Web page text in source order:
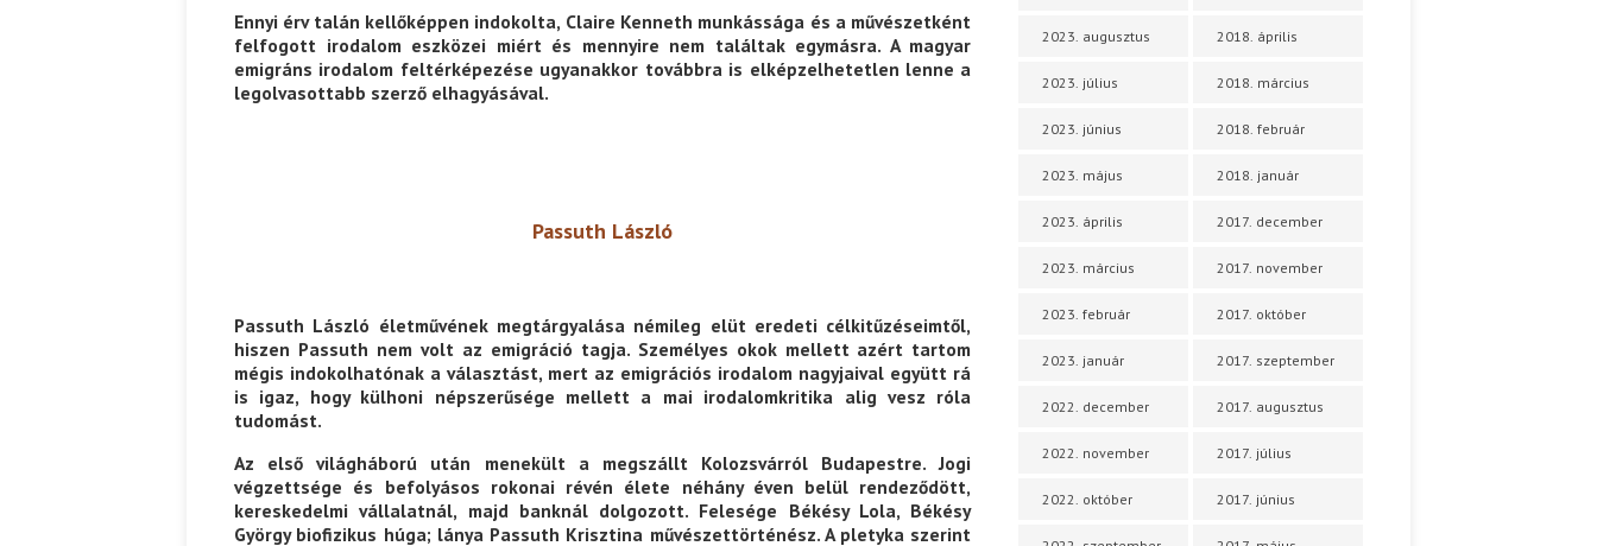
Ennyi érv talán kellőképpen indokolta, Claire Kenneth munkássága és a művészetként
felfogott irodalom eszközei miért és mennyire nem találtak egymásra. A magyar
emigráns irodalom feltérképezése ugyanakkor továbbra is elképzelhetetlen lenne a
legolvasottabb szerző elhagyásával.
Passuth László
Passuth László életművének megtárgyalása némileg elüt eredeti célkitűzéseimtől,
hiszen Passuth nem volt az emigráció tagja. Személyes okok mellett azért tartom
mégis indokolhatónak a választást, mert az emigrációs irodalom nagyjaival együtt rá
is igaz, hogy külhoni népszerűsége mellett a mai irodalomkritika alig vesz róla
tudomást.
Az első világháború után menekült a megszállt Kolozsvárról Budapestre. Jogi
végzettsége és befolyásos rokonai révén élete néhány éven belül rendeződött,
kereskedelmi vállalatnál, majd banknál dolgozott. Felesége Békésy Lola, Békésy
György biofizikus húga; lánya Passuth Krisztina művészettörténész. A pletyka szerint
2023. augusztus
2023. július
2023. június
2023. május
2023. április
2023. március
2023. február
2023. január
2022. december
2022. november
2022. október
2018. április
2018. március
2018. február
2018. január
2017. december
2017. november
2017. október
2017. szeptember
2017. augusztus
2017. július
2017. június